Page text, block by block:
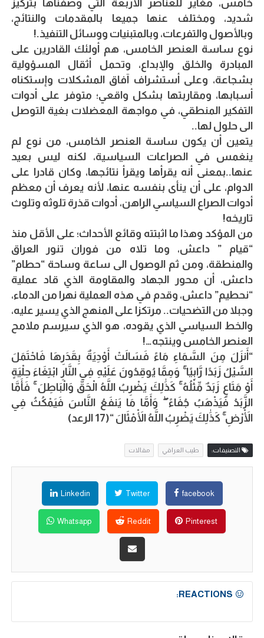
خامس، مغاير للعناصر الأربعة التي وصفناها بتركيز
شديد، ومختلف عنها جميعا بالمقدمات والنتائج،
وبالأصول والتفرعات، وبالمتبنيات ووسائل التنفيذ.!
نوع ساسة العنصر الخامس، هم أولئك القادرين على
المبادرة والخلق والإبداع، وتحمل أثقال المسؤولية
بشجاعة، وعلى أستشراف آفاق المشكلات وإستكناه
أسبابها، ومقاربتها بشكل واقعي؛ متوفر على أدوات
التفكير المنطقي، في مواجهة المعضلات بغية التوصل
الى حلول لها..
يتعين أن يكون ساسة العنصر الخامس، من نوع لم
ينغمس في الصراعات السياسية، لكنه ليس بعيد
عنها..بمعنى أنه يقرأها ويقرأ نتائجها، وكان قادرا على
الدوام، على أن ينأى بنفسه عنها، لأنه يعرف أن معظم
أدوات الصراع السياسي الراهن، أدوات قذرة تلوثه وتلوث
تاريخه!
من المؤكد وهذا ما اثبتته وقائع الأحداث؛ على الأقل منذ
“قيام ” داعش، وما تلاه من فوران تنور العراق
والمنطقة، ومن ثم الوصول الى ساعة وساحة “حطام”
داعش، أن محور الجهاد والمقاومة الذي قاد عملية
“نحطيم” داعش، وقدم في هذه العملية نهرا من الدماء،
وجبلا من التضحيات.. مرتكزا على المنهج الذي يسير عليه،
والخط السياسي الذي يقوده، هو الذي سيرسم ملامح
العنصر الخامس وينتجه…!
“أَنزَلَ مِنَ السَّمَاءِ مَاءً فَسَالَتْ أَوْدِيَةٌ بِقَدَرِهَا فَاحْتَمَلَ
السَّيْلُ زَبَدًا رَّابِيًا ۚ وَمِمَّا يُوقِدُونَ عَلَيْهِ فِي النَّارِ ابْتِغَاءَ حِلْيَةٍ
أَوْ مَتَاعٍ زَبَدٌ مِّثْلُهُ ۚ كَذَٰلِكَ يَضْرِبُ اللَّهُ الْحَقَّ وَالْبَاطِلَ ۚ فَأَمَّا
الزَّبَدُ فَيَذْهَبُ جُفَاءً ۖ وَأَمَّا مَا يَنفَعُ النَّاسَ فَيَمْكُثُ فِي
الْأَرْضِ ۚ كَذَٰلِكَ يَضْرِبُ اللَّهُ الْأَمْثَالَ “(17 الرعد)
التصنيفات: طيب العراقي مقالات
facebook
Twitter
Linkedin
Pinterest
Reddit
Whatsapp
REACTIONS: